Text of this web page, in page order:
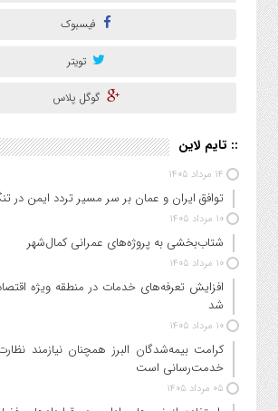
فیسبوک
تویتر
گوگل پلاس
:: تایم لاین
۱۴ مرداد ۱۴۰۵
توافق ایران و عمان بر سر مسیر تردد ایمن در
۱۰ مرداد ۱۴۰۵
شتاب‌بخشی به پروژه‌های عمرانی کمال‌شهر
۱۰ مرداد ۱۴۰۵
افزایش تعرفه‌های خدمات در منطقه ویژه
شد
۱۰ مرداد ۱۴۰۵
کرامت بیمه‌شدگان البرز همچنان نیازمند
خدمت‌رسانی است
۰۵ مرداد ۱۴۰۵